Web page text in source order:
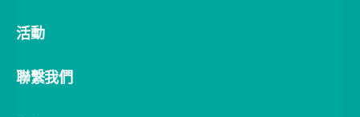
活動
聯繫我們